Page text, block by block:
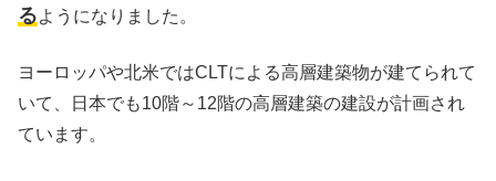
るようになりました。
ヨーロッパや北米ではCLTによる高層建築物が建てられて
いて、日本でも10階～12階の高層建築の建設が計画され
ています。